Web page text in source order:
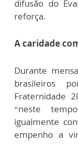
difusão do
reforça.
A caridade
Durante
brasileiros
Fraternidade
“neste
igualmente
empenho a